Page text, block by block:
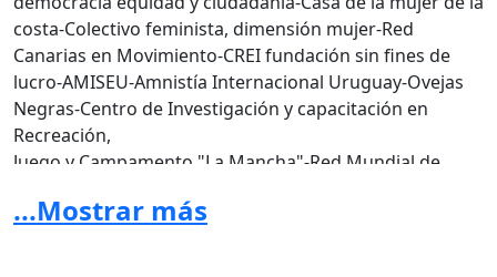
costa-Colectivo feminista, dimensión mujer-Red
Canarias en Movimiento-CREI fundación sin fines de
lucro-AMISEU-Amnistía Internacional Uruguay-Ovejas
Negras-Centro de Investigación y capacitación en
Recreación,
Juego y Campamento "La Mancha"-Red Mundial de
Formación Sexológica Integral, SEXUR-
...Mostrar más